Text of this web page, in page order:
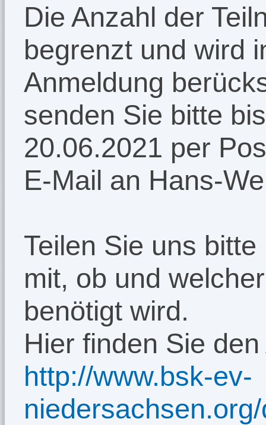
Die Anzahl der
begrenzt und wird
Anmeldung
senden Sie bitte
20.06.2021 per
E-Mail an Hans-
Teilen Sie uns
mit, ob und
benötigt wird.
Hier finden Sie
http://www.bsk-ev-